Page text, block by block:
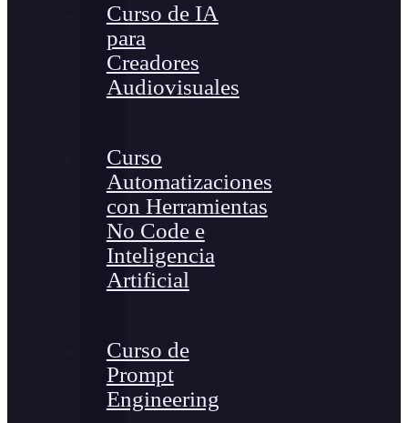
Curso de IA
para
Creadores
Audiovisuales
Curso
Automatizaciones
con Herramientas
No Code e
Inteligencia
Artificial
Curso de
Prompt
Engineering